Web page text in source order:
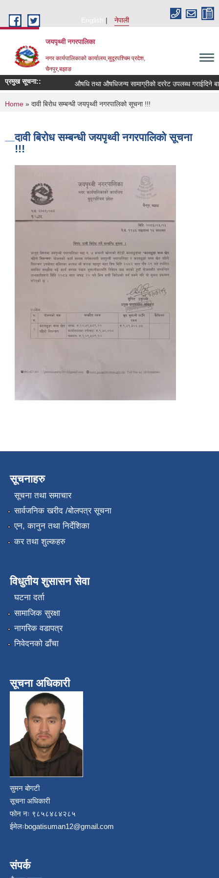
English
नेपाली
जयपृथ्वी नगरपालिका
नगर कार्यपालिकाको कार्यालय,सुदूरपश्चिम प्रदेश,
चैनपुर,बझाङ
प्रमुख सूचना:: औषधि तथा औषधिजन्य सामाग्रीको दररेट उपलब्ध गराईदिने
You are here
Home » दावी बिरोध सम्बन्धी जयपृथ्वी नगरपालिको सूचना !!!
दावी बिरोध सम्बन्धी जयपृथ्वी नगरपालिको सूचना
!!!
सूचनाहरु
सूचना तथा समाचार
सार्वजनिक खरीद /बोलपत्र सूचना
एन, कानुन तथा निर्देशिका
कर तथा शुल्कहरु
विधुतीय शुसासन सेवा
घटना दर्ता
सामाजिक सुरक्षा
नागरिक वडापत्र
निवेदनको ढाँचा
सूचना अधिकारी
सुमन बोगटी
सूचना अधिकारी
फोन नः ९८५८४८४२८५
ईमेलःbogatisuman12@gmail.com
संपर्क